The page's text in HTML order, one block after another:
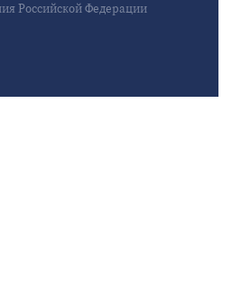
Российской Федерации